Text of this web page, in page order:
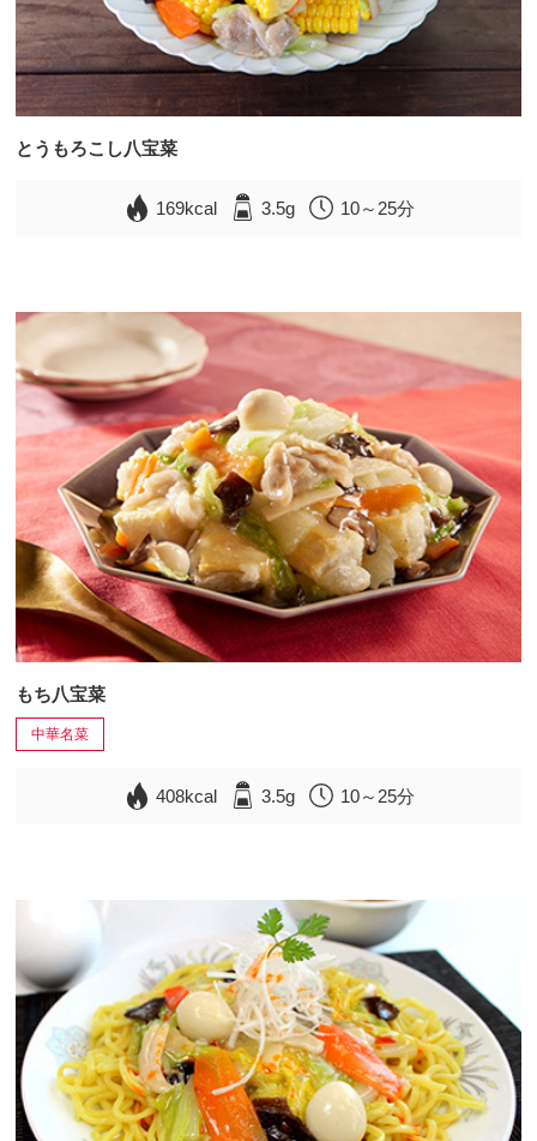
とうもろこし八宝菜
169kcal 3.5g 10～25分
もち八宝菜
中華名菜
408kcal 3.5g 10～25分